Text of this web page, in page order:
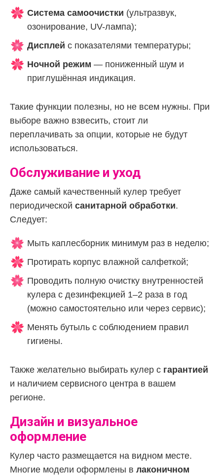
Система самоочистки (ультразвук,
озонирование, UV-лампа);
Дисплей с показателями температуры;
Ночной режим — пониженный шум и
приглушённая индикация.
Такие функции полезны, но не всем нужны. При
выборе важно взвесить, стоит ли
переплачивать за опции, которые не будут
использоваться.
Обслуживание и уход
Даже самый качественный кулер требует
периодической санитарной обработки.
Следует:
Мыть каплесборник минимум раз в неделю;
Протирать корпус влажной салфеткой;
Проводить полную очистку внутренностей
кулера с дезинфекцией 1–2 раза в год
(можно самостоятельно или через сервис);
Менять бутыль с соблюдением правил
гигиены.
Также желательно выбирать кулер с гарантией
и наличием сервисного центра в вашем
регионе.
Дизайн и визуальное
оформление
Кулер часто размещается на видном месте.
Многие модели оформлены в лаконичном